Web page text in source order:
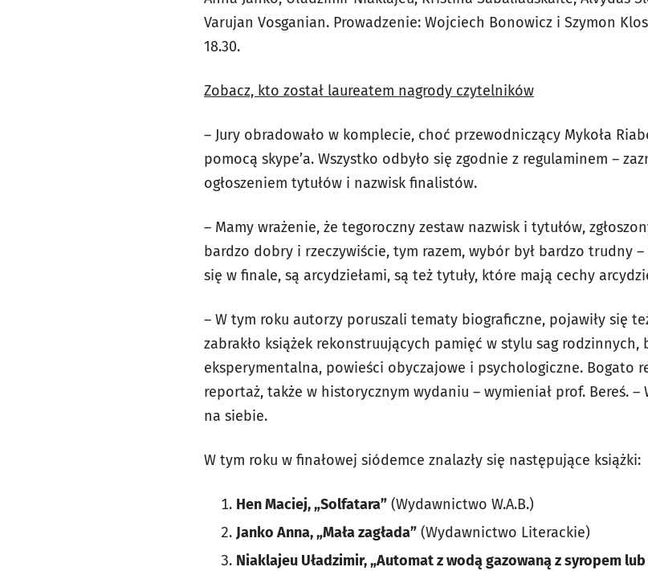
Varujan Vosganian. Prowadzenie: Wojciech Bonowicz i Szymon
18.30.
Zobacz, kto został laureatem nagrody czytelników
– Jury obradowało w komplecie, choć przewodniczący Mykoła
pomocą skype’a. Wszystko odbyło się zgodnie z regulaminem –
ogłoszeniem tytułów i nazwisk finalistów.
– Mamy wrażenie, że tegoroczny zestaw nazwisk i tytułów,
bardzo dobry i rzeczywiście, tym razem, wybór był bardzo trudny –
się w finale, są arcydziełami, są też tytuły, które mają cechy
– W tym roku autorzy poruszali tematy biograficzne, pojawiły się
zabrakło książek rekonstruujących pamięć w stylu sag rodzinnych,
eksperymentalna, powieści obyczajowe i psychologiczne. Bogato
reportaż, także w historycznym wydaniu – wymieniał prof. Bereś.
na siebie.
W tym roku w finałowej siódemce znalazły się następujące książki:
Hen Maciej, „Solfatara” (Wydawnictwo W.A.B.)
Janko Anna, „Mała zagłada” (Wydawnictwo Literackie)
Niaklajeu Uładzimir, „Automat z wodą gazowaną z syropem lub